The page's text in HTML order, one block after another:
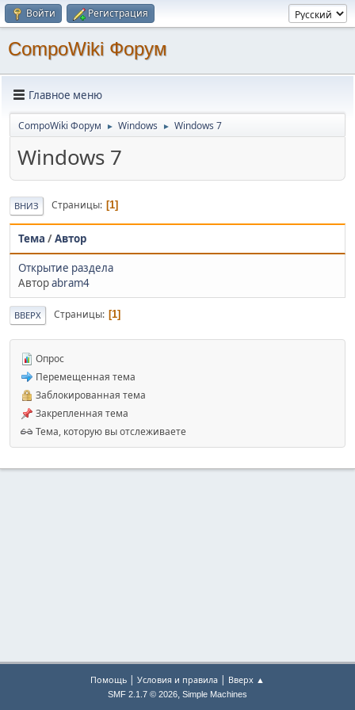
Войти Регистрация
CompoWiki Форум
Главное меню
CompoWiki Форум ► Windows ► Windows 7
Windows 7
ВНИЗ Страницы 1
Тема /Автор
Открытие раздела
Авторabram4
ВВЕРХ Страницы 1
Опрос
Перемещенная тема
Заблокированная тема
Закрепленная тема
Тема, которую вы отслеживаете
Помощь | Условия и правила | Вверх ▲
SMF 2.1.7 © 2026, Simple Machines